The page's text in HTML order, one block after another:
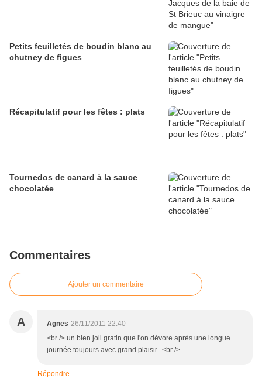
Petits feuilletés de boudin blanc au
chutney de figues
Récapitulatif pour les fêtes : plats
Tournedos de canard à la sauce
chocolatée
Commentaires
Ajouter un commentaire
A Agnes 26/11/2011 22:40
<br /> un bien joli gratin que l'on dévore après une longue
journée toujours avec grand plaisir...<br />
Répondre